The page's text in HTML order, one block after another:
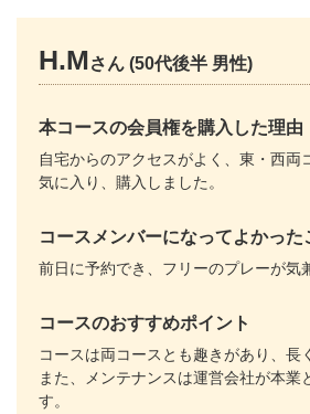
H.Mさん (50代後半 男性)
本コースの会員権を購入した理由
自宅からのアクセスがよく、東・西両
気に入り、購入しました。
コースメンバーになってよかった
前日に予約でき、フリーのプレーが気
コースのおすすめポイント
コースは両コースとも趣きがあり、長
また、メンテナンスは運営会社が本業
す。